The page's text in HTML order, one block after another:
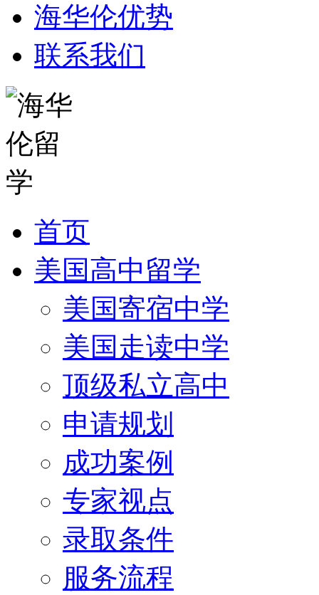
海华伦优势
联系我们
首页
美国高中留学
美国寄宿中学
美国走读中学
顶级私立高中
申请规划
成功案例
专家视点
录取条件
服务流程